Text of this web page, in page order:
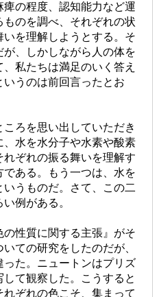
の程度、認知能力など運
のを調べ、それぞれの状
を理解しようとする。そ
、しかしながら人の体を
私たちは満足のいく答え
うのは前回言ったとお
ころを思い出していただき
水を水分子や水素や酸素
ぞれの振る舞いを理解す
ある。もう一つは、水を
うものだ。さて、この二
例がある。
性質に関する主張』がそ
ての研究をしたのだが、
た。ニュートンはプリズ
て観察した。こうすると
ぞれの色こそ、集まって